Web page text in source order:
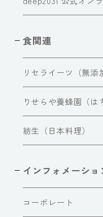
食関連
リセライーツ（無添
りせらや養蜂園（は
紡生（日本料理）
インフォメーショ
コーポレート